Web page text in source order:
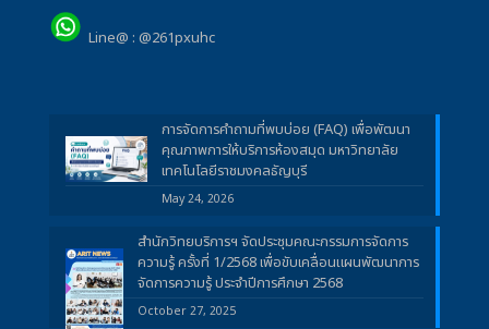
Line@ : @261pxuhc
การจัดการคำถามที่พบบ่อย (FAQ) เพื่อพัฒนา
คุณภาพการให้บริการห้องสมุด มหาวิทยาลัย
เทคโนโลยีราชมงคลธัญบุรี
May 24, 2026
สำนักวิทยบริการฯ จัดประชุมคณะกรรมการจัดการ
ความรู้ ครั้งที่ 1/2568 เพื่อขับเคลื่อนแผนพัฒนาการ
จัดการความรู้ ประจำปีการศึกษา 2568
October 27, 2025